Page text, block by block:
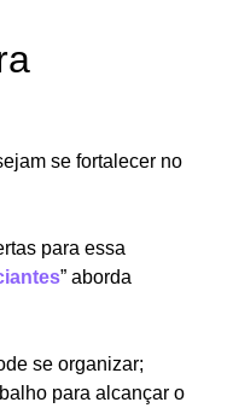
se fortalecer no
para essa
” aborda
se organizar;
para alcançar o